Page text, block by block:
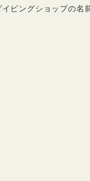
イビングショップの名